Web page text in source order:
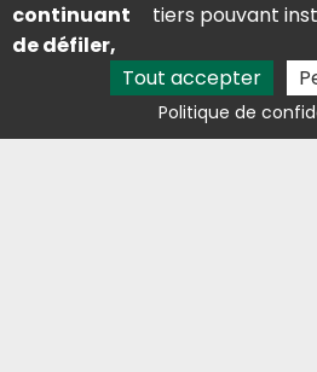
Adresse
Lieu dit saint-martin
Contact
continuant
de défiler,
tiers pouvant
Tout accepter
Politique de